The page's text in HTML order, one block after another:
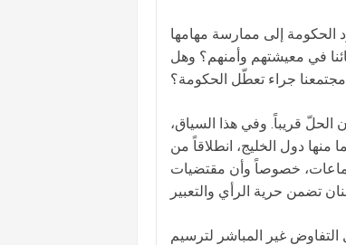
إلى ممارسة مهامها
في معيشتهم وأمنهم؟ وهل
الحلّ قريباً. وفي هذا السياق،
دول الخليج، انطلاقاً من
خصوصاً وأن مقتضيات
التفاوض غير المباشر لترسيم